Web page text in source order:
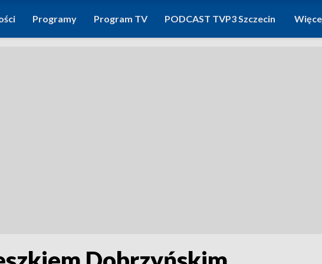
Programy Program TV PODCAST TVP3 Szczecin